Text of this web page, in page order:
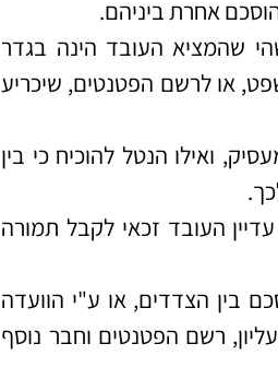
אחרת ביניהם.
שהמציא העובד הינה בגדר
או לרשם הפטנטים, שיכריע
ואילו הנטל להוכיח כי בין
העובד זכאי לקבל תמורה
בהסכם בין הצדדים, או ע"י הוועדה
רשם הפטנטים וחבר נוסף